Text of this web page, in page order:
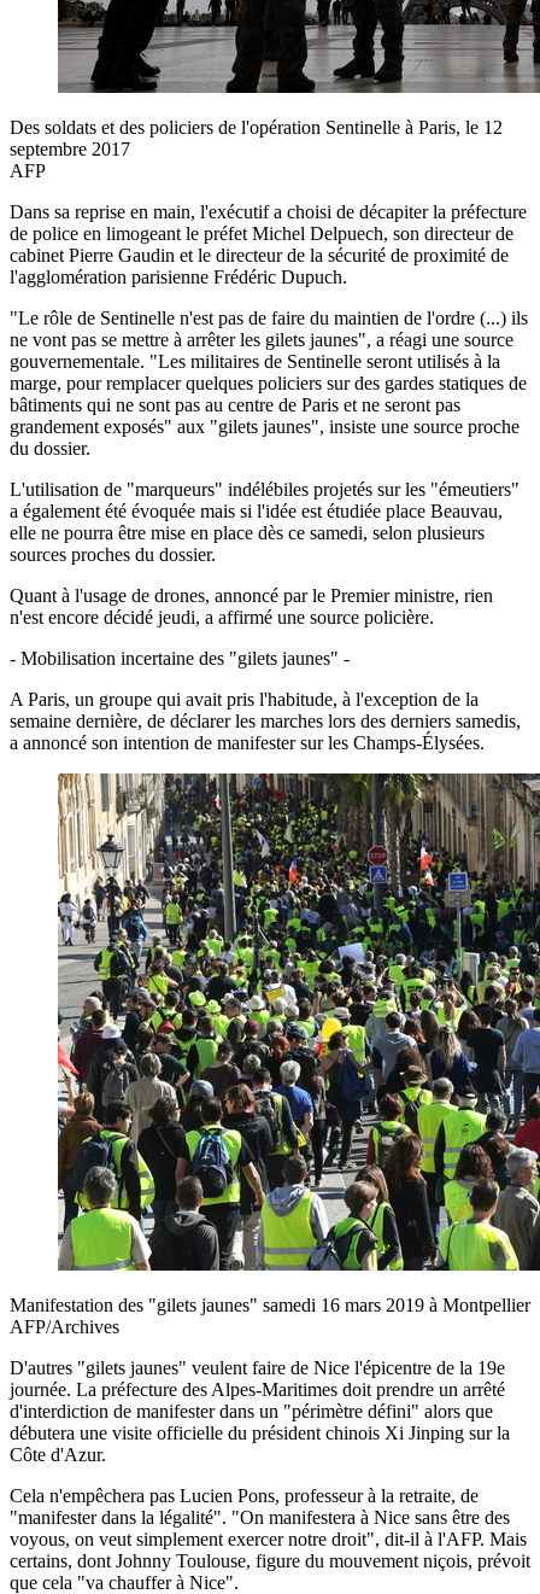
Des soldats et des policiers de l'opération Sentinelle à Paris, le 12
septembre 2017
AFP
Dans sa reprise en main, l'exécutif a choisi de décapiter la préfecture
de police en limogeant le préfet Michel Delpuech, son directeur de
cabinet Pierre Gaudin et le directeur de la sécurité de proximité de
l'agglomération parisienne Frédéric Dupuch.
"Le rôle de Sentinelle n'est pas de faire du maintien de l'ordre (...) ils
ne vont pas se mettre à arrêter les gilets jaunes", a réagi une source
gouvernementale. "Les militaires de Sentinelle seront utilisés à la
marge, pour remplacer quelques policiers sur des gardes statiques de
bâtiments qui ne sont pas au centre de Paris et ne seront pas
grandement exposés" aux "gilets jaunes", insiste une source proche
du dossier.
L'utilisation de "marqueurs" indélébiles projetés sur les "émeutiers"
a également été évoquée mais si l'idée est étudiée place Beauvau,
elle ne pourra être mise en place dès ce samedi, selon plusieurs
sources proches du dossier.
Quant à l'usage de drones, annoncé par le Premier ministre, rien
n'est encore décidé jeudi, a affirmé une source policière.
- Mobilisation incertaine des "gilets jaunes" -
A Paris, un groupe qui avait pris l'habitude, à l'exception de la
semaine dernière, de déclarer les marches lors des derniers samedis,
a annoncé son intention de manifester sur les Champs-Élysées.
Manifestation des "gilets jaunes" samedi 16 mars 2019 à Montpellier
AFP/Archives
D'autres "gilets jaunes" veulent faire de Nice l'épicentre de la 19e
journée. La préfecture des Alpes-Maritimes doit prendre un arrêté
d'interdiction de manifester dans un "périmètre défini" alors que
débutera une visite officielle du président chinois Xi Jinping sur la
Côte d'Azur.
Cela n'empêchera pas Lucien Pons, professeur à la retraite, de
"manifester dans la légalité". "On manifestera à Nice sans être des
voyous, on veut simplement exercer notre droit", dit-il à l'AFP. Mais
certains, dont Johnny Toulouse, figure du mouvement niçois, prévoit
que cela "va chauffer à Nice".